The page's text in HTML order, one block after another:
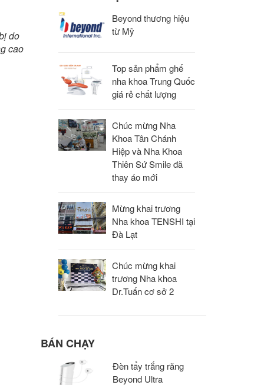
do
cao
Beyond thương hiệu
từ Mỹ
Top sản phẩm ghế
nha khoa Trung Quốc
giá rẻ chất lượng
Chúc mừng Nha
Khoa Tân Chánh
Hiệp và Nha Khoa
Thiên Sứ Smile đã
thay áo mới
Mừng khai trương
Nha khoa TENSHI tại
Đà Lạt
Chúc mừng khai
trương Nha khoa
Dr.Tuấn cơ sở 2
BÁN CHẠY
Đèn tẩy trắng răng
Beyond Ultra